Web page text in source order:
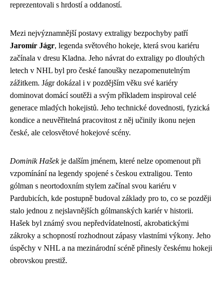
reprezentovali s hrdostí a oddaností.
Mezi nejvýznamnější postavy extraligy bezpochyby patří
Jaromír Jágr, legenda světového hokeje, která svou kariéru
začínala v dresu Kladna. Jeho návrat do extraligy po dlouhých
letech v NHL byl pro české fanoušky nezapomenutelným
zážitkem. Jágr dokázal i v pozdějším věku své kariéry
dominovat domácí soutěži a svým příkladem inspiroval celé
generace mladých hokejistů. Jeho technické dovednosti, fyzická
kondice a neuvěřitelná pracovitost z něj učinily ikonu nejen
české, ale celosvětové hokejové scény.
Dominik Hašekje dalším jménem, které nelze opomenout při
vzpomínání na legendy spojené s českou extraligou. Tento
gólman s neortodoxním stylem začínal svou kariéru v
Pardubicích, kde postupně budoval základy pro to, co se později
stalo jednou z nejslavnějších gólmanských kariér v historii.
Hašek byl známý svou nepředvídatelností, akrobatickými
zákroky a schopností rozhodnout zápasy vlastními výkony. Jeho
úspěchy v NHL a na mezinárodní scéně přinesly českému hokeji
obrovskou prestiž.